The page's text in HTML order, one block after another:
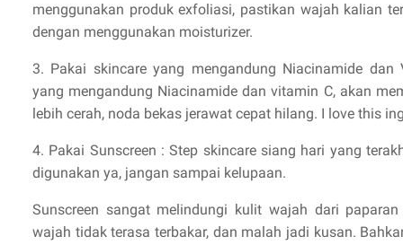
menggunakan produk exfoliasi, pastikan wajah kalian
dengan menggunakan moisturizer.
3. Pakai skincare yang mengandung Niacinamide
yang mengandung Niacinamide dan vitamin C, akan
lebih cerah, noda bekas jerawat cepat hilang. I love this
4. Pakai Sunscreen : Step skincare siang hari yang
digunakan ya, jangan sampai kelupaan.
Sunscreen sangat melindungi kulit wajah dari
wajah tidak terasa terbakar, dan malah jadi kusan.